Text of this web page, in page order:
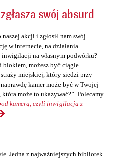
swój absurd
akcji i zgłosił nam swój
w internecie, na działania
inwigilacji na własnym podwórku?
blokiem, możesz być ciągle
straży miejskiej, który siedzi przy
kamer może być w Twojej
może to ukazywać?”. Polecamy
kamerą, czyli inwigilacja z
Jedna z najważniejszych bibliotek